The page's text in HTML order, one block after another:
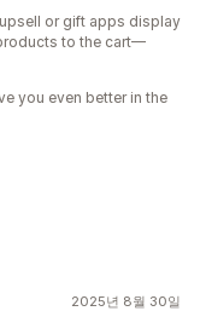
or gift apps display
to the cart—
you even better in the
2025년 8월 30일